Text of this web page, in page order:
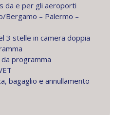
da e per gli aeroporti
Bergamo – Palermo –
3 stelle in camera doppia
programma
bagaglio e annullamento